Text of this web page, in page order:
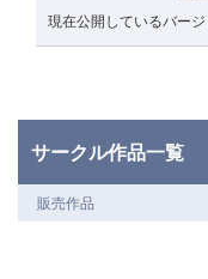
現在公開しているバージ
サークル作品一覧
販売作品